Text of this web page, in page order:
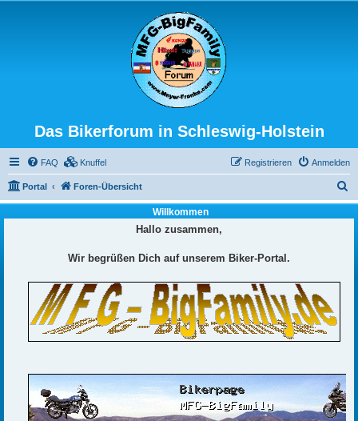
Das Bikerforum in Schleswig-Holstein
FAQ Knuffel Anmelden
Registrieren
Portal Foren-Übersicht
u
Willkommen
Hallo zusammen,
Wir begrüßen Dich auf unserem Biker-Portal.